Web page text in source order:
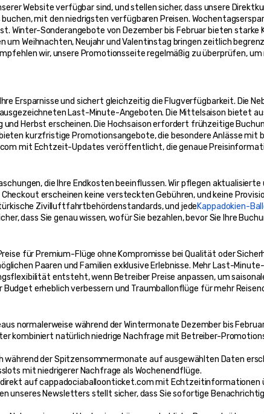
Website verfügbar sind, und stellen sicher, dass unsere
mit den niedrigsten verfügbaren Preisen.
Winter-Sonderangebote von Dezember bis Februar bieten
Weihnachten, Neujahr und Valentinstag bringen zeitlich
wir, unsere Promotionsseite regelmäßig zu überprüfen,
Ersparnisse und sichert gleichzeitig die Flugverfügbarkeit. Die
Last-Minute-Angeboten. Die Mittelsaison bietet
Herbst erscheinen. Die Hochsaison erfordert frühzeitige
kurzfristige Promotionsangebote, die besondere Anlässe mit
mit Echtzeit-Updates veröffentlicht, die genaue
die Ihre Endkosten beeinflussen. Wir pflegen aktualisierte
erscheinen keine versteckten Gebühren, und keine
Zivilluftfahrtbehördenstandards, und jedeKappadokien-
dass Sie genau wissen, wofür Sie bezahlen, bevor Sie Ihre
für Premium-Flüge ohne Kompromisse bei Qualität oder
Paaren und Familien exklusive Erlebnisse. Mehr Last-
entsteht, wenn Betreiber Preise anpassen, um
Budget erheblich verbessern und Traumballonflüge für mehr
normalerweise während der Wintermonate Dezember bis
kombiniert natürlich niedrige Nachfrage mit Betreiber-
der Spitzensommermonate auf ausgewählten Daten
mit niedrigerer Nachfrage als Wochenendflüge.
auf cappadociaballoonticket.com mit Echtzeitinformationen
unseres Newsletters stellt sicher, dass Sie sofortige